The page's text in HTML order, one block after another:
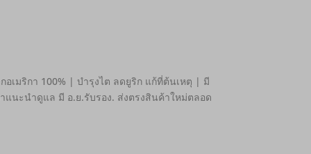
อเมริกา 100% | บำรุงไต ลดยูริก แก้ที่ต้นเหตุ | มี
แนะนำดูแล มี อ.ย.รับรอง. ส่งตรงสินค้าใหม่ตลอด